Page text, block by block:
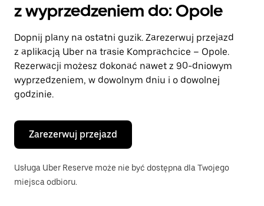
Naciśnij
klawisz
„Escape”,
aby
zamknąć
kalendarz.
z wyprzedzeniem do: Opole
Dopnij plany na ostatni guzik. Zarezerwuj przejazd
z aplikacją Uber na trasie Komprachcice – Opole.
Rezerwacji możesz dokonać nawet z 90-dniowym
wyprzedzeniem, w dowolnym dniu i o dowolnej
godzinie.
Zarezerwuj przejazd
Usługa Uber Reserve może nie być dostępna dla Twojego
miejsca odbioru.